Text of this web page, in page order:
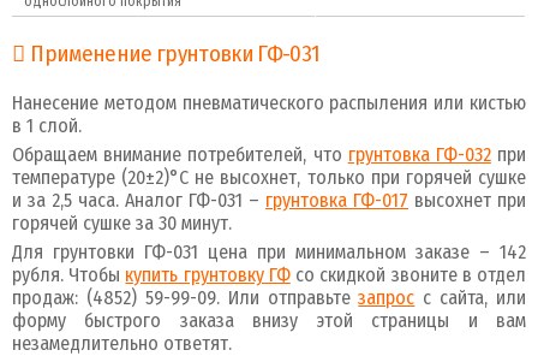
Применение грунтовки ГФ-031
Нанесение методом пневматического распыления или кистью
в 1 слой.
Обращаем внимание потребителей, что грунтовка ГФ-032при
температуре (20±2)°C не высохнет, только при горячей сушке
и за 2,5 часа. Аналог ГФ-031 – грунтовка ГФ-017 высохнет при
горячей сушке за 30 минут.
Для грунтовки ГФ-031 цена при минимальном заказе – 142
рубля. Чтобы купить грунтовку ГФсо скидкой звоните в отдел
продаж: (4852) 59-99-09. Или отправьтезапрос с сайта, или
форму быстрого заказа внизу этой страницы и вам
незамедлительно ответят.